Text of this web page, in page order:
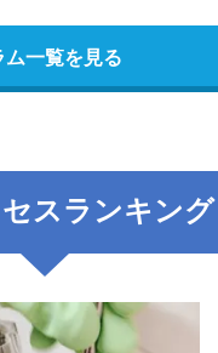
ム一覧を見る
スランキング